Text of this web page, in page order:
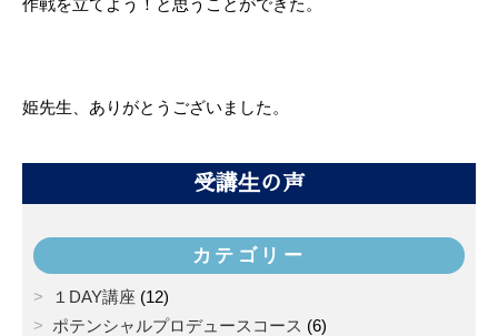
姫先生、ありがとうございました。
受講生の声
カテゴリー
１DAY講座 (12)
ポテンシャルプロデュースコース (6)